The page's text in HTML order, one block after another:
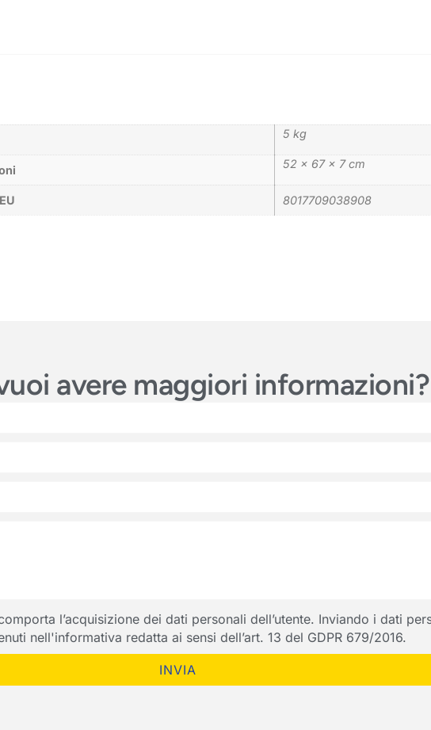
5 kg
52 × 67 × 7 cm
8017709038908
avere maggiori
l’acquisizione dei dati personali dell’utente. Inviando i dati
nell'informativa redatta ai sensi dell’art. 13 del GDPR 679/2016.
INVIA